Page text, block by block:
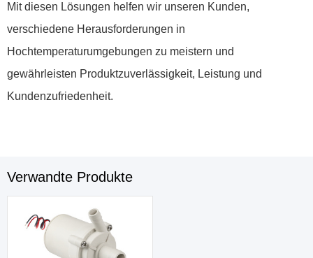
Mit diesen Lösungen helfen wir unseren Kunden,
verschiedene Herausforderungen in
Hochtemperaturumgebungen zu meistern und
gewährleisten Produktzuverlässigkeit, Leistung und
Kundenzufriedenheit.
Verwandte Produkte